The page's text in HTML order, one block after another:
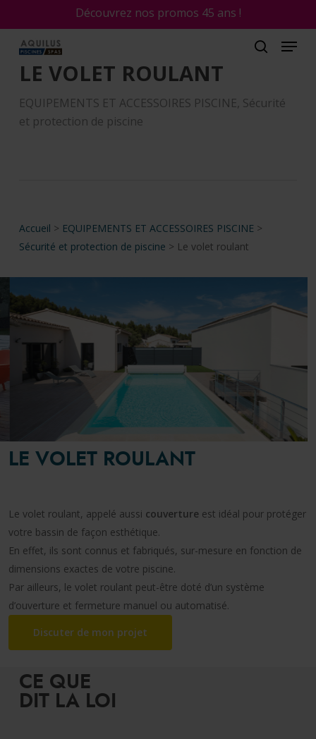
to
main
content
Découvrez nos promos 45 ans !
LE VOLET ROULANT
EQUIPEMENTS ET ACCESSOIRES PISCINE, Sécurité
et protection de piscine
Accueil > EQUIPEMENTS ET ACCESSOIRES PISCINE>
Sécurité et protection de piscine > Le volet roulant
LE VOLET ROULANT
Le volet roulant, appelé aussi couverture est idéal pour protéger
votre bassin de façon esthétique.
En effet, ils sont connus et fabriqués, sur-mesure en fonction de
dimensions exactes de votre piscine.
Par ailleurs, le volet roulant peut-être doté d’un système
d’ouverture et fermeture manuel ou automatisé.
Discuter de mon projet
CE QUE
DIT LA LOI